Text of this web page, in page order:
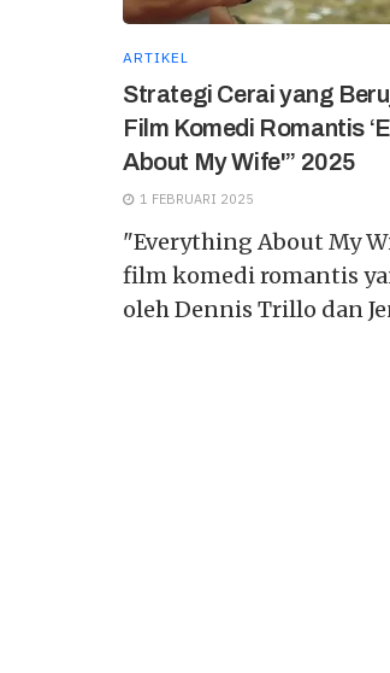
ARTIKEL
Strategi Cerai yang
Film Komedi Romantis
About My Wife'” 2025
1 FEBRUARI 2025
"Everything About My
film komedi romantis
oleh Dennis Trillo dan